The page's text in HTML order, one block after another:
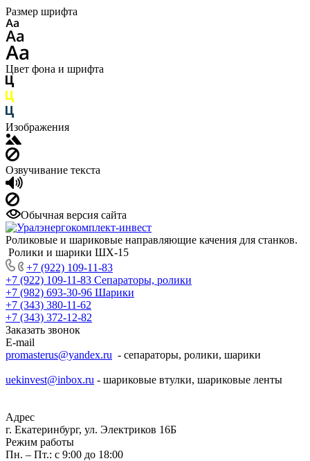
Размер шрифта
Цвет фона и шрифта
Изображения
Озвучивание текста
Обычная версия сайта
Роликовые и шариковые направляющие качения для станков.
Ролики и шарики ШХ-15
+7 (922) 109-11-83
+7 (922) 109-11-83 Сепараторы, ролики
+7 (982) 693-30-96 Шарики
+7 (343) 380-11-62
+7 (343) 372-12-82
Заказать звонок
E-mail
promasterus@yandex.ru - сепараторы, ролики, шарики
uekinvest@inbox.ru - шариковые втулки, шариковые ленты
Адрес
г. Екатеринбург, ул. Электриков 16Б
Режим работы
Пн. – Пт.: с 9:00 до 18:00